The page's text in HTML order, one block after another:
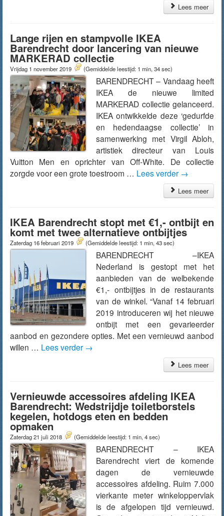
Lees meer
Lange rijen en stampvolle IKEA
Barendrecht door lancering van nieuwe
MARKERAD collectie
Vrijdag 1 november 2019 (Gemiddelde leestijd: 1 min, 34 sec)
BARENDRECHT – Vandaag heeft
IKEA de nieuwe limited
MARKERAD collectie gelanceerd.
IKEA ontwikkelde deze ‘gedurfde
en hedendaagse collectie’ in
samenwerking met Virgil Abloh,
artistiek directeur van Louis
Vuitton Men en oprichter van Off-White. De collectie
zorgde voor een grote toestroom … Lees verder →
Lees meer
IKEA Barendrecht stopt met €1,- ontbijt en
komt met twee alternatieve ontbijtjes
Zaterdag 16 februari 2019 (Gemiddelde leestijd: 1 min, 43 sec)
BARENDRECHT –IKEA
Nederland is gestopt met het
aanbieden van de welbekende
€1,- ontbijtjes in de restaurants
van de winkel. “Vanaf 14 februari
2019 introduceren wij het nieuwe
ontbijt met een gevarieerder
aanbod en gezondere opties. Met een vernieuwd aanbod
willen … Lees verder →
Lees meer
Vernieuwde accessoires afdeling IKEA
Barendrecht: Wedstrijdje toiletborstels
kegelen, hotdogs eten en bedden
opmaken
Zaterdag 21 juli 2018 (Gemiddelde leestijd: 1 min, 4 sec)
BARENDRECHT – IKEA
Barendrecht viert de komende
dagen de vernieuwde
accessoires afdeling. Ruim 7.000
vierkante meter winkeloppervlak
is de afgelopen tijd vernieuwd.